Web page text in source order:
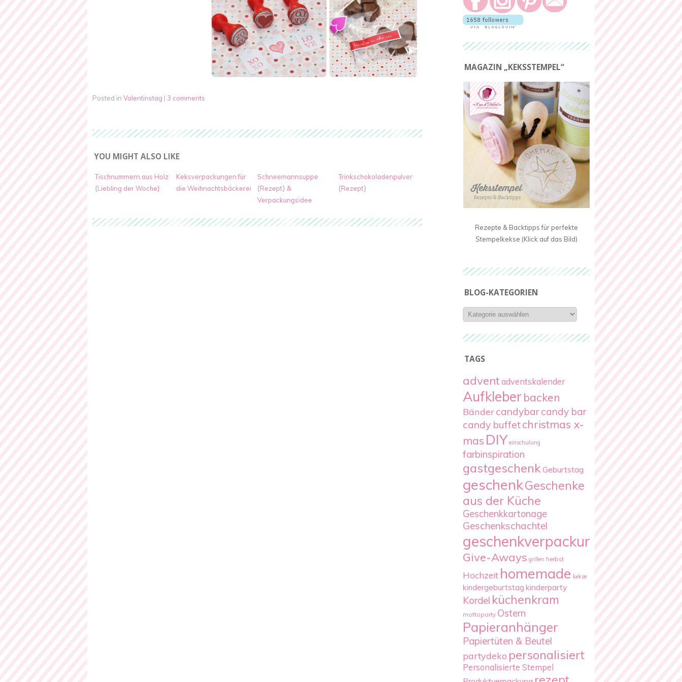
Posted in Valentinstag | 3 comments
YOU MIGHT ALSO LIKE
Tischnummern aus Holz
{Liebling der Woche}
Keksverpackungen für
die Weihnachtsbäckerei
Schneemannsuppe
{Rezept} &
Verpackungsidee
Trinkschokoladenpulver
{Rezept}
MAGAZIN „KEKSSTEMPEL“
Rezepte & Backtipps für perfekte
Stempelkekse (Klick auf das Bild)
BLOG-KATEGORIEN
Blog-
Kategorien
TAGS
advent adventskalender
Aufkleberbacken
Bändercandybarcandy bar
candy buffetchristmas x-
mas DIY einschulung
farbinspiration
gastgeschenkGeburtstag
geschenkGeschenke
aus der Küche
Geschenkkartonage
Geschenkschachtel
geschenkverpackung
Give-Aways grillen herbst
Hochzeit homemade kekse
kindergeburtstag kinderparty
Kordel küchenkram
mottoparty Ostern
Papieranhänger
Papiertüten & Beutel
partydeko personalisiert
Personalisierte Stempel